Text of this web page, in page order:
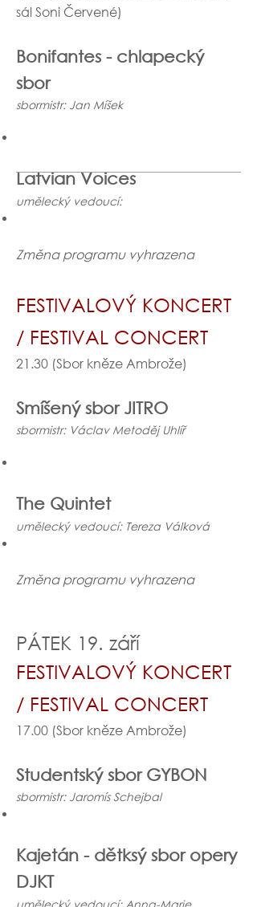
sál Soni Červené)
Bonifantes - chlapecký
sbor
sbormistr: Jan Míšek
Latvian Voices
umělecký vedoucí:
Změna programu vyhrazena
FESTIVALOVÝ KONCERT
/ FESTIVAL CONCERT
21.30 (Sbor kněze Ambrože)
Smíšený sbor JITRO
sbormistr: Václav Metoděj Uhlíř
The Quintet
umělecký vedoucí: Tereza Válková
Změna programu vyhrazena
PÁTEK 19. září
FESTIVALOVÝ KONCERT
/ FESTIVAL CONCERT
17.00 (Sbor kněze Ambrože)
Studentský sbor GYBON
sbormistr: Jaromís Schejbal
Kajetán - dětksý sbor opery
DJKT